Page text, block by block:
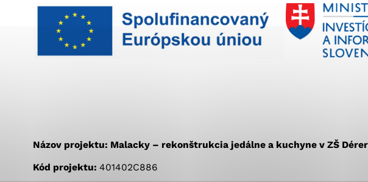
Karanténna stanica Malacky
Sčítanie obyvateľov, domov a bytov
2021
Separovaný zber v meste
Názov projektu: Malacky – rekonštrukcia jedálne a kuchyne v ZŠ
Kód projektu:401402C886
Technické cookies
Technické súbory cookie sú pre prevádzku
tým, že umožňujú základné funkcie, ako je
Analytické cookies pomáhajú
aby mohol stránky optimalizovať a ponúknuť
možné ich spojiť s konkrétnou osobou.